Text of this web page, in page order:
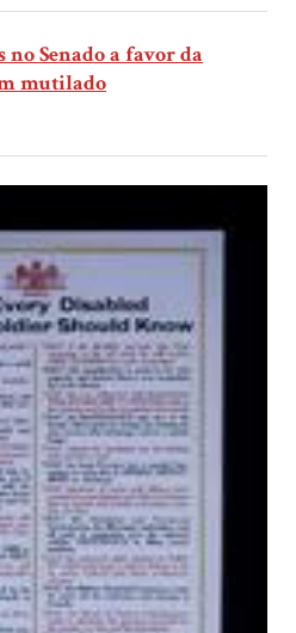
no Senado a favor da
mutilado